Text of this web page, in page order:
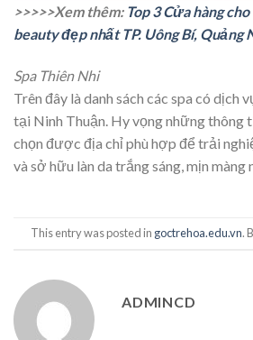
>>>>>Xem thêm: Top 3 Cửa hàng
beauty đẹp nhất TP. Uông Bí, Quảng
Spa Thiên Nhi
Trên đây là danh sách các spa có dịch
tại Ninh Thuận. Hy vọng những thông
chọn được địa chỉ phù hợp để trải
và sở hữu làn da trắng sáng, mịn màng
This entry was posted in goctrehoa.edu.vn.
ADMINCD